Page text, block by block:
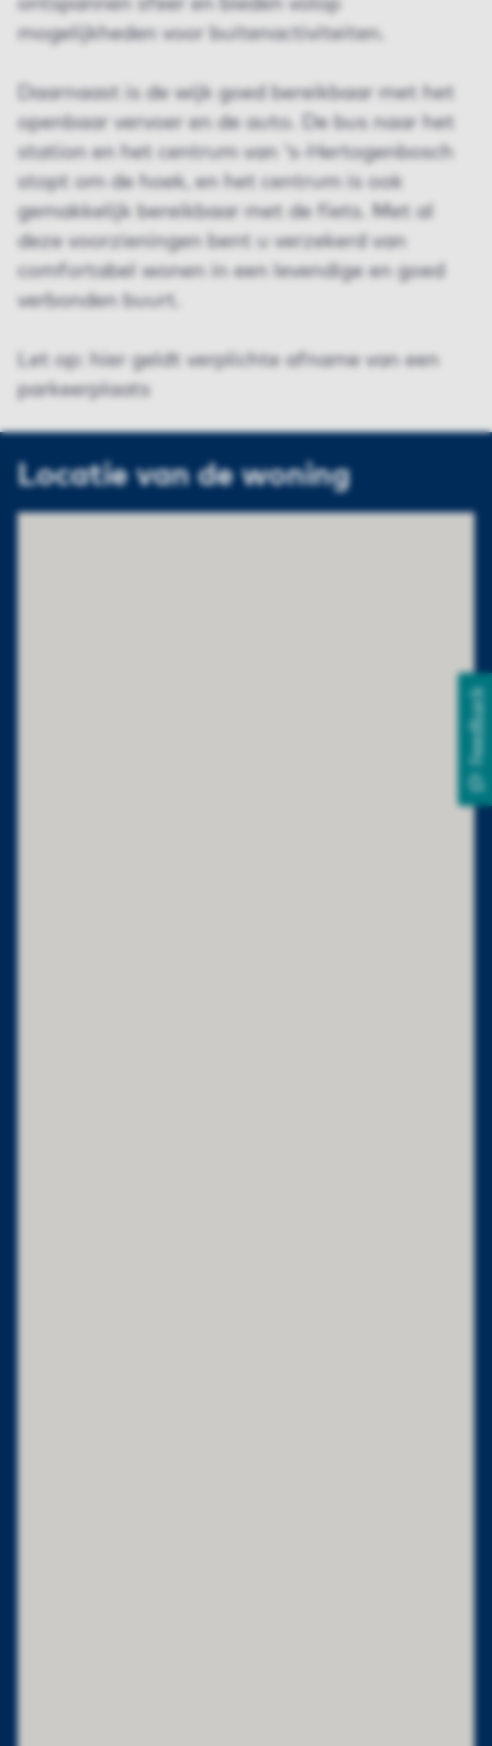
ontspannen sfeer en bieden volop
mogelijkheden voor buitenactiviteiten.
Daarnaast is de wijk goed bereikbaar met het
openbaar vervoer en de auto. De bus naar het
station en het centrum van 's-Hertogenbosch
stopt om de hoek, en het centrum is ook
gemakkelijk bereikbaar met de fiets. Met al
deze voorzieningen bent u verzekerd van
comfortabel wonen in een levendige en goed
verbonden buurt.
Let op: hier geldt verplichte afname van een
parkeerplaats
Locatie van de woning
Feedback